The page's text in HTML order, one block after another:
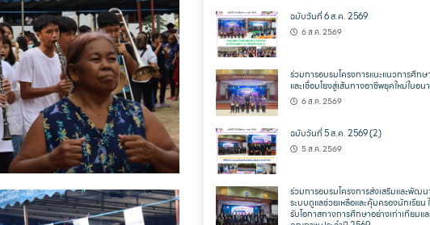
ฉบับวันที่ 6 ส.ค. 2569
6 ส.ค. 2569
ร่วมการอบรมโครงการแนะแนวการศึก
และเชื่อมโยงสู่เส้นทางอาชีพยุคใหม่ในอ
6 ส.ค. 2569
ฉบับวันที่ 5 ส.ค. 2569 (2)
5 ส.ค. 2569
ร่วมการอบรมโครงการส่งเสริมและพัฒน
ระบบดูแลช่วยเหลือและคุ้มครองนักเรียน
รับโอกาสทางการศึกษาอย่างเท่าเทียมแ